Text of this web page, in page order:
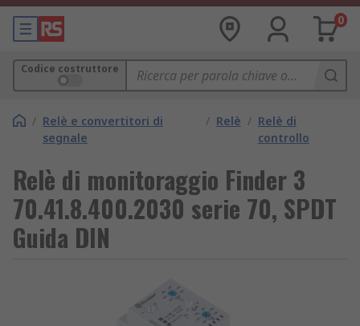
0
Codice costruttore
/ Relè e convertitori di
segnale
/ Relè / Relè di
controllo
Relè di monitoraggio Finder 3
70.41.8.400.2030 serie 70, SPDT
Guida DIN